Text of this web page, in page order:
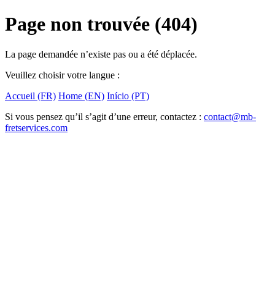
Page non trouvée (404)
La page demandée n’existe pas ou a été déplacée.
Veuillez choisir votre langue :
Accueil (FR) Home (EN) Início (PT)
Si vous pensez qu’il s’agit d’une erreur, contactez : contact@mb-
fretservices.com